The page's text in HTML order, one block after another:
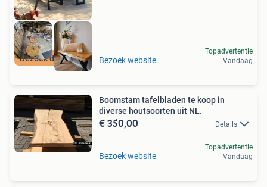
Bezoek de showroom Bezoek website
Topadvertentie
Vandaag
Boomstam tafelbladen te koop in
diverse houtsoorten uit NL.
€ 350,00 Details
Bezoek website
Topadvertentie
Vandaag